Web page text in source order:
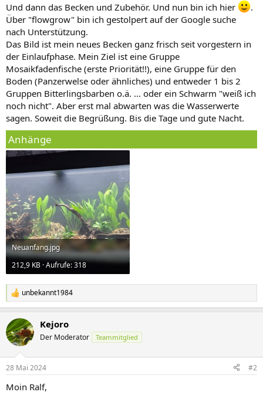
Und dann das Becken und Zubehör. Und nun bin ich hier
.
Über "flowgrow" bin ich gestolpert auf der Google suche
nach Unterstützung.
Das Bild ist mein neues Becken ganz frisch seit vorgestern in
der Einlaufphase. Mein Ziel ist eine Gruppe
Mosaikfadenfische (erste Priorität!!), eine Gruppe für den
Boden (Panzerwelse oder ähnliches) und entweder 1 bis 2
Gruppen Bitterlingsbarben o.ä. ... oder ein Schwarm "weiß ich
noch nicht". Aber erst mal abwarten was die Wasserwerte
sagen. Soweit die Begrüßung. Bis die Tage und gute Nacht.
Anhänge
Neuanfang.jpg
212,9 KB · Aufrufe: 318
R
e
k
t
i
e
:
unbekannt1984
Kejoro
Der Moderator Teammitglied
28 Mai 2024 #2
Moin Ralf,